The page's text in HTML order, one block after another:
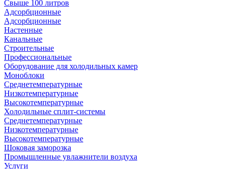
Свыше 100 литров
Адсорбционные
Адсорбционные
Настенные
Канальные
Строительные
Профессиональные
Оборудование для холодильных камер
Моноблоки
Среднетемпературные
Низкотемпературные
Высокотемпературные
Холодильные сплит-системы
Среднетемпературные
Низкотемпературные
Высокотемпературные
Шоковая заморозка
Промышленные увлажнители воздуха
Услуги